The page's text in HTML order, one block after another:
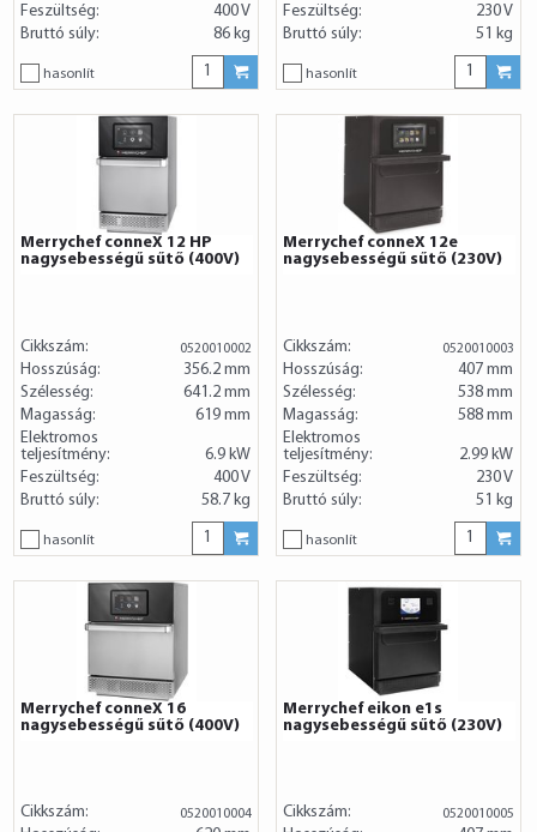
Feszültség:
400 V
Bruttó súly:
86 kg
hasonlít
Feszültség:
230 V
Bruttó súly:
51 kg
hasonlít
Merrychef conneX 12 HP
nagysebességű sűtő (400V)
Cikkszám: 0520010002
Hosszúság:
356.2 mm
Szélesség:
641.2 mm
Magasság:
619 mm
Elektromos
teljesítmény:
6.9 kW
Feszültség:
400 V
Bruttó súly:
58.7 kg
hasonlít
Merrychef conneX 12e
nagysebességű sűtő (230V)
Cikkszám: 0520010003
Hosszúság:
407 mm
Szélesség:
538 mm
Magasság:
588 mm
Elektromos
teljesítmény:
2.99 kW
Feszültség:
230 V
Bruttó súly:
51 kg
hasonlít
Merrychef conneX 16
nagysebességű sűtő (400V)
Cikkszám: 0520010004
Merrychef eikon e1s
nagysebességű sűtő (230V)
Cikkszám: 0520010005